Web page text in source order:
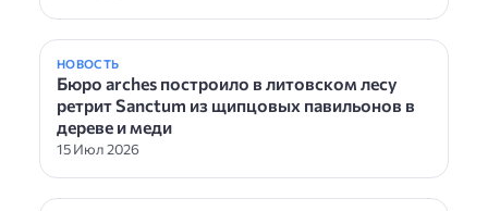
НОВОСТЬ
Бюро arches построило в литовском лесу
ретрит Sanctum из щипцовых павильонов в
дереве и меди
15 Июл 2026